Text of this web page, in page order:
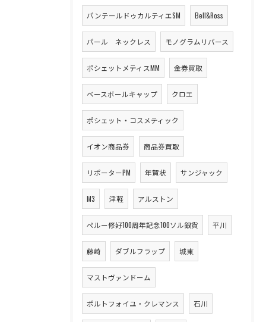
パンテールドゥカルティエSM Bell&Ross
パール ネックレス モノグラムリバース
ポシェットメティスMM 金券買取
ベースボールキャップ クロエ
ポシェット・コスメティック
イオン商品券 商品券買取
リポーターPM 年賀状 サンジャック
M3 津軽 アルストン
ペルー修好100周年記念100ソル銀貨 平川
藤崎 ダブルフラップ 城東
マストヴァンドーム
ポルトフォイユ・クレマンス 石川